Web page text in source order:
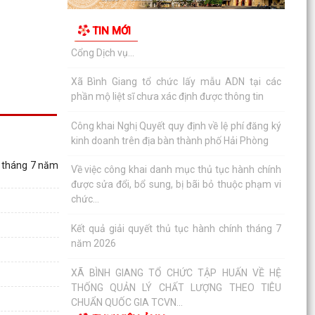
7 năm
TIN MỚI
chức...
Kết quả giải quyết thủ tục hành chính tháng 7
năm 2026
XÃ BÌNH GIANG TỔ CHỨC TẬP HUẤN VỀ HỆ
THỐNG QUẢN LÝ CHẤT LƯỢNG THEO TIÊU
CHUẨN QUỐC GIA TCVN...
UBND xã triển khai giải quyết chế độ chính sách
đối với người hoạt động không chuyên trách ở
thôn
Nghị quyết Về việc quy định mức chi thăm chúc
tết Nguyên đán, thăm hỏi ốm đau, trợ cấp đối
Bình Giang triển khai Kế hoạch lấy mẫu hài cốt
liệt sĩ